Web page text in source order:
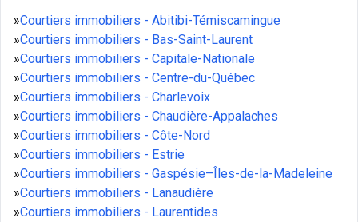
»Courtiers immobiliers - Abitibi-Témiscamingue
»Courtiers immobiliers - Bas-Saint-Laurent
»Courtiers immobiliers - Capitale-Nationale
»Courtiers immobiliers - Centre-du-Québec
»Courtiers immobiliers - Charlevoix
»Courtiers immobiliers - Chaudière-Appalaches
»Courtiers immobiliers - Côte-Nord
»Courtiers immobiliers - Estrie
»Courtiers immobiliers - Gaspésie–Îles-de-la-Madeleine
»Courtiers immobiliers - Lanaudière
»Courtiers immobiliers - Laurentides